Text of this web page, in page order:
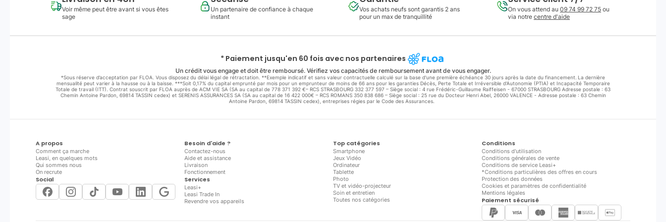
Voir même peut être avant si vous êtes
sage
Un partenaire de confiance à chaque
instant
Vos achats neufs sont garantis 2 ans
pour un max de tranquillité
On vous attend au 09 74 99 72 75 ou
via notre centre d'aide
* Paiement jusqu'en 60 fois avec nos partenaires
Un crédit vous engage et doit être remboursé. Vérifiez vos capacités de remboursement avant de vous engager.
*Sous réserve d’acceptation par FLOA. Vous disposez du délai légal de rétractation. **Exemple indicatif et sans valeur contractuelle calculé sur la base d'une première échéance 30 jours après la date du financement. La dernière
mensualité peut varier à la hausse ou à la baisse. ***Soit 0,17% du capital emprunté par mois pour un emprunteur de moins de 66 ans pour les garanties Décès, Perte Totale et Irréversible d'Autonomie (PTIA) et Incapacité Temporaire
Totale de travail (ITT). Contrat souscrit par FLOA auprès de ACM VIE SA (SA au capital de 778 371 392 €– RCS STRASBOURG 332 377 597 – Siège social : 4 rue Frédéric-Guillaume Raiffeisen - 67000 STRASBOURG Adresse postale : 63
Chemin Antoine Pardon, 69814 TASSIN cedex) et SERENIS ASSURANCES SA (SA au capital de 16 422 000€ – RCS ROMANS 350 838 686 – Siège social : 25 rue du Docteur Henri Abel, 26000 VALENCE - Adresse postale : 63 Chemin
Antoine Pardon, 69814 TASSIN cedex), entreprises régies par le Code des Assurances.
A propos
Comment ça marche
Leasi, en quelques mots
Qui sommes nous
On recrute
Social
Besoin d'aide ?
Contactez-nous
Aide et assistance
Livraison
Fonctionnement
Services
Leasi+
Leasi Trade In
Revendre vos appareils
Top catégories
Smartphone
Jeux Vidéo
Ordinateur
Tablette
Photo
TV et vidéo-projecteur
Soin et entretien
Toutes nos catégories
Conditions
Conditions d'utilisation
Conditions générales de vente
Conditions de service Leasi+
*Conditions particulières des offres en cours
Protection des données
Cookies et paramètres de confidentialité
Mentions légales
Paiement sécurisé